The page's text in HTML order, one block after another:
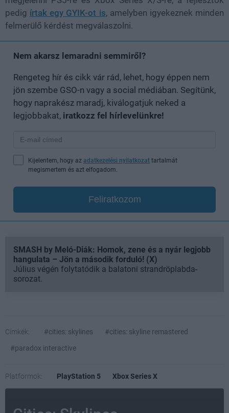
pedig írtak egy GYIK-ot is, amelyben igyekeznek minden
felmerülő kérdést megválaszolni.
Nem akarsz lemaradni semmiről?
Rengeteg hír és cikk vár rád, lehet, hogy éppen nem
jön szembe GSO-n vagy a social médiában. Segítünk,
hogy naprakész maradj, kiválogatjuk neked a
legjobbakat, iratkozz fel hírlevelünkre!
Kijelentem, hogy az adatkezelési nyilatkozat tartalmát
megismertem és azt elfogadom.
Feliratkozom
SMASH by Meló-Diák: Homok, zene és a nyár legjobb
hangulata – Jön a második forduló! (X)
Július végén folytatódik a balatoni strandröplabda-
sorozat.
Címkék: #cities: skylines
#cities: skyline remastered
#paradox interactive
Platformok: PlayStation 5 Xbox Series X